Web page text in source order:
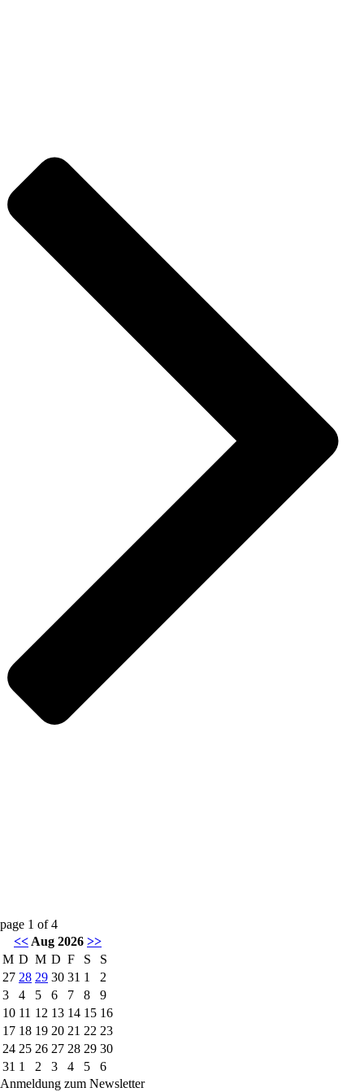
page 1 of4
<< Aug 2026 >>
M D M D F S
S
27 28 29 30 31 1
2
3
4 5 6 7 8
9
10 11 12 13 14 15 16
17 18 19 20 21 22 23
24 25 26 27 28 29 30
31 1 2 3 4 5
6
Anmeldung zum Newsletter